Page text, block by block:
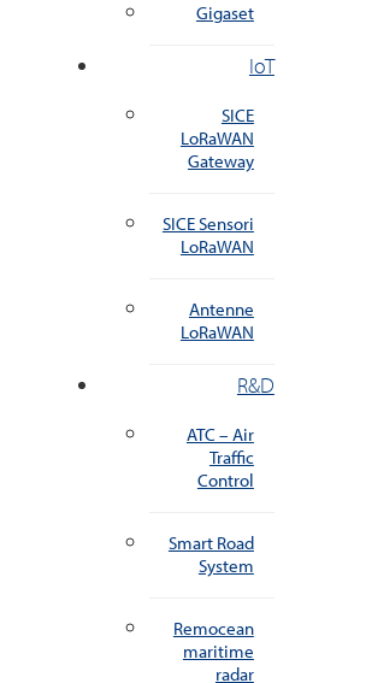
Gigaset
IoT
SICE
LoRaWAN
Gateway
SICE Sensori
LoRaWAN
Antenne
LoRaWAN
R&D
ATC – Air
Traffic
Control
Smart Road
System
Remocean
maritime
radar